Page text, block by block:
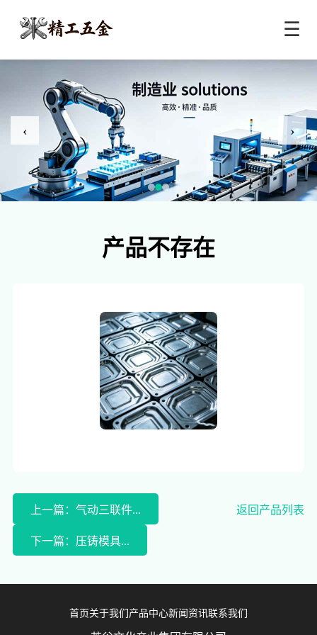
☰
‹ ›
产品不存在
上一篇：气动三联件... 返回产品列表
下一篇：压铸模具...
首页 关于我们 产品中心新闻资讯联系我们